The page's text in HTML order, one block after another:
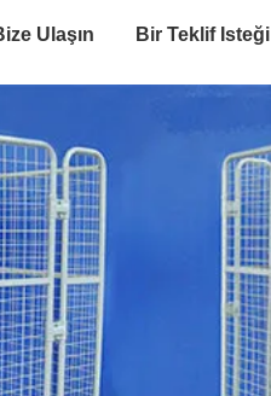
Ulaşın Bir Teklif Isteği